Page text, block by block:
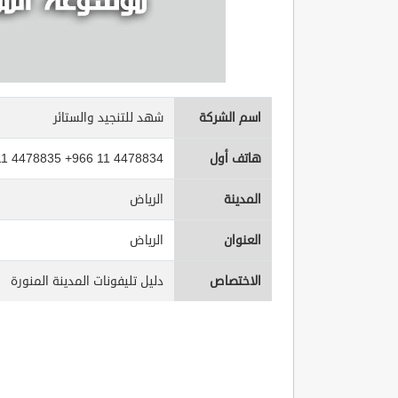
اسم الشركة شهد للتنجيد والستائر
هاتف أول 4478835 +966 11 4478834
المدينة الرياض
العنوان الرياض
الاختصاص دليل تليفونات المدينة المنورة